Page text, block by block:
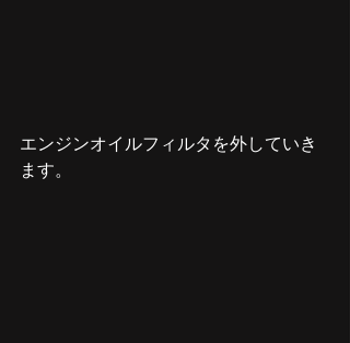
エンジンオイルフィルタを外していき
ます。